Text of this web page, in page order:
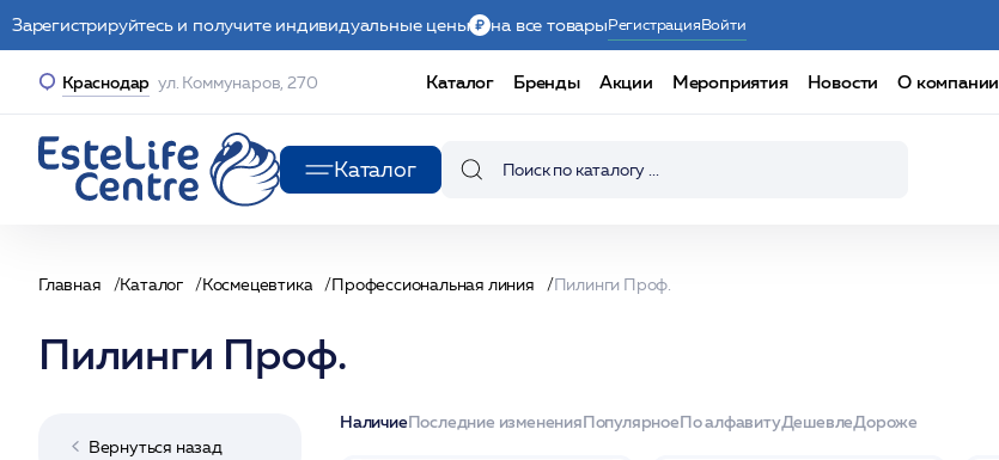
Зарегистрируйтесь и получите индивидуальные цены на все товарыРегистрацияВойти
Краснодар ул. Коммунаров, 270 Каталог Бренды Акции Мероприятия Новости О компании
Каталог
Главная Каталог Космецевтика Профессиональная линия Пилинги Проф.
Пилинги Проф.
Вернуться назад
НаличиеПоследние измененияПопулярноеПо алфавитуДешевлеДороже